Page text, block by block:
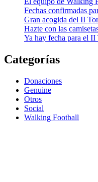
Fechas confirmadas
Gran acogida del II
Hazte con las
Ya hay fecha para el
Categorías
Donaciones
Genuine
Otros
Social
Walking Football